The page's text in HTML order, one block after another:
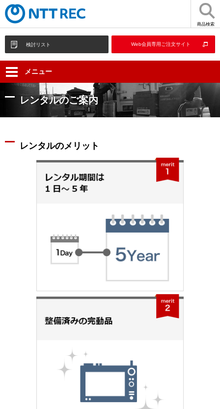
商品検索
検討リスト Web会員専用ご注文サイト
メニュー
レンタルのご案内
レンタルのメリット